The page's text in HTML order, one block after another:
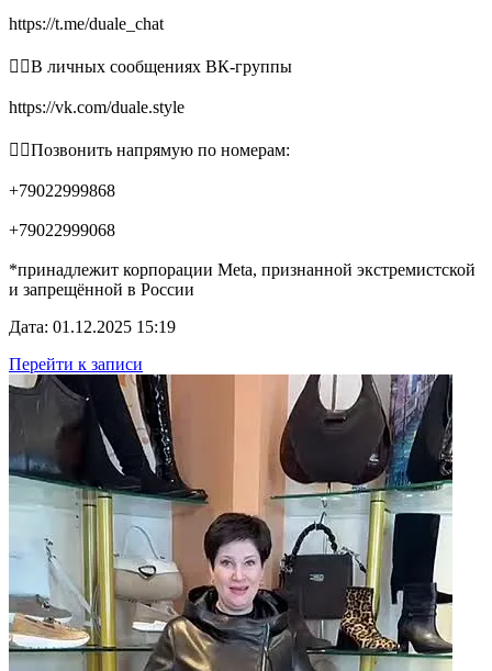
https://t.me/duale_chat
👉🏻В личных сообщениях ВК-группы
https://vk.com/duale.style
👉🏻Позвонить напрямую по номерам:
+79022999868
+79022999068
*принадлежит корпорации Meta, признанной экстремистской
и запрещённой в России
Дата: 01.12.2025 15:19
Перейти к записи